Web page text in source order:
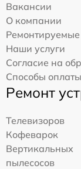
Вакансии
О компании
Наши услуги
Согласие на
Способы оплаты
Ремонт
Телевизоров
Кофеварок
Вертикальных
пылесосов